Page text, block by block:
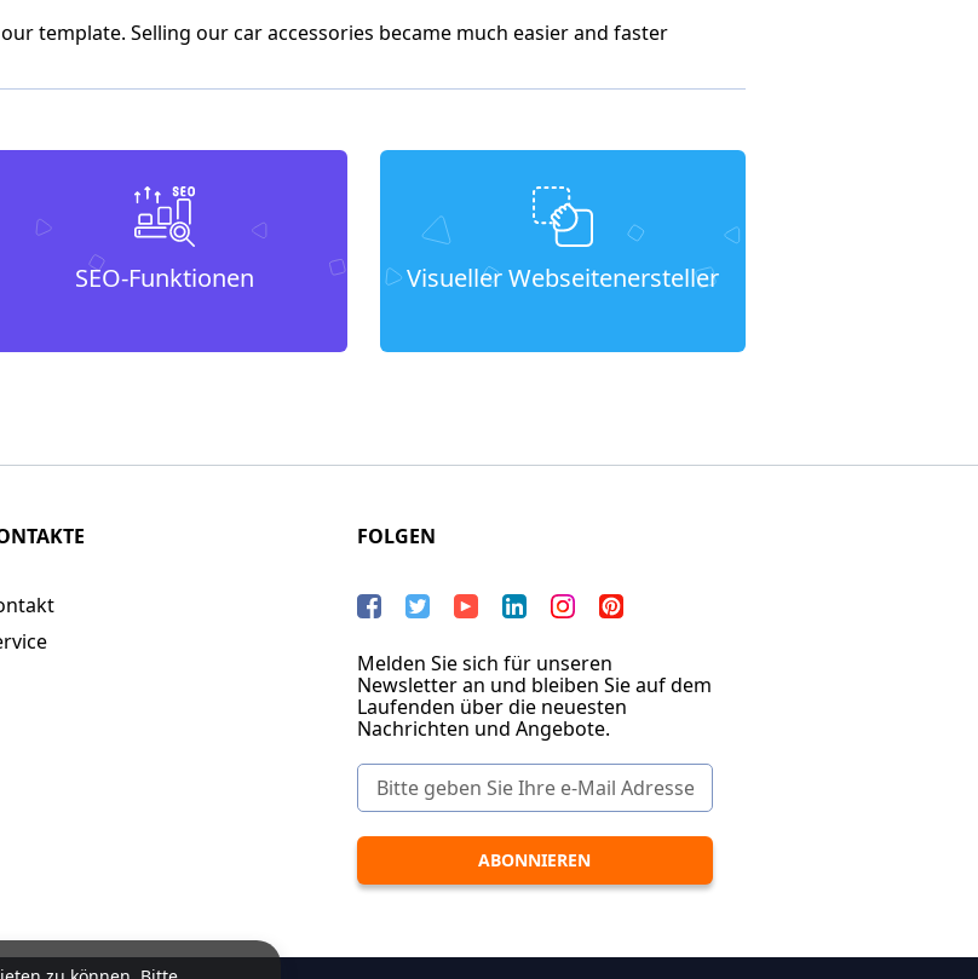
template. Selling our car accessories became much easier and faster
SEO-Funktionen Visueller Webseitenersteller
FOLGEN
Melden Sie sich für unseren
Newsletter an und bleiben Sie auf dem
Laufenden über die neuesten
Nachrichten und Angebote.